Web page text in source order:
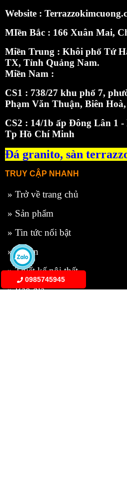
Website :
MIền Bắc : 166 Xuân Mai,
Miền Trung : Khôi phố Tứ
TX, Tỉnh Quảng Nam.
Miền Nam :
CS1 : 738/27 khu phố 7,
Phạm Văn Thuận, Biên
CS2 : 14/1b ấp Đông Lân 1
Tp Hồ Chí Minh
Đá granito, sàn
TRUY CẬP NHANH
» Trở về trang chủ
» Sản phẩm
» Tin tức nổi bật
»Dự án
»Thiết kế nội thất
»Báo giá
0985745945